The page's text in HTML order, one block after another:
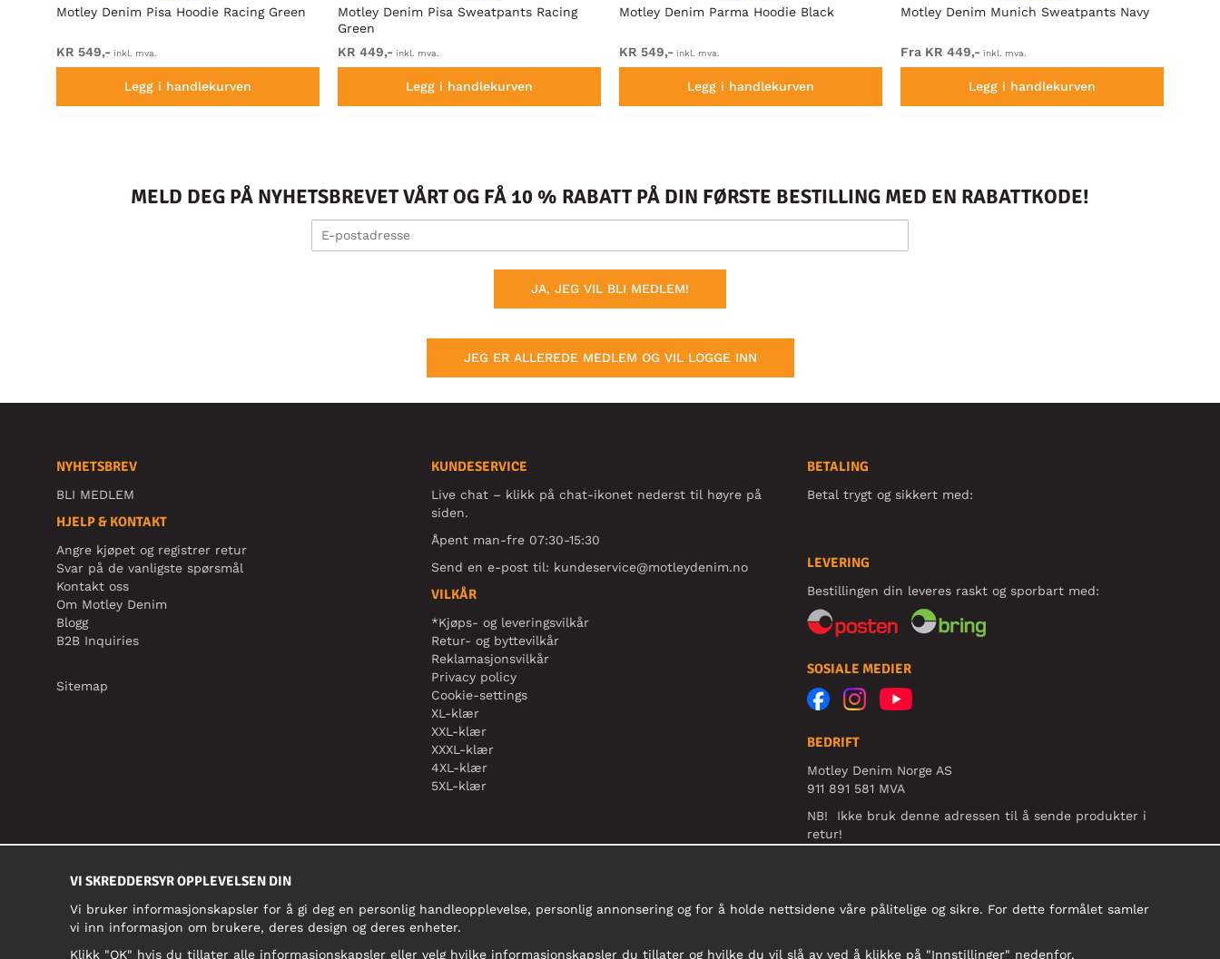
Motley Denim Pisa Hoodie Racing Green
KR 549,- inkl. mva.
Legg i handlekurven
Motley Denim Pisa Sweatpants Racing
Green
KR 449,- inkl. mva.
Legg i handlekurven
Motley Denim Parma Hoodie Black
KR 549,- inkl. mva.
Legg i handlekurven
Motley Denim Munich Sweatpants Navy
Fra KR 449,- inkl. mva.
Legg i handlekurven
MELD DEG PÅ NYHETSBREVET VÅRT OG FÅ 10 % RABATT PÅ DIN FØRSTE BESTILLING MED EN RABATTKODE!
JA, JEG VIL BLI MEDLEM!
JEG ER ALLEREDE MEDLEM OG VIL LOGGE INN
NYHETSBREV
BLI MEDLEM
HJELP & KONTAKT
Angre kjøpet og registrer retur
Svar på de vanligste spørsmål
Kontakt oss
Om Motley Denim
Blogg
B2B Inquiries
Sitemap
KUNDESERVICE
Live chat – klikk på chat-ikonet nederst til høyre på
siden.
Åpent man-fre 07:30-15:30
Send en e-post til: kundeservice@motleydenim.no
VILKÅR
*Kjøps- og leveringsvilkår
Retur- og byttevilkår
Reklamasjonsvilkår
Privacy policy
Cookie-settings
XL-klær
XXL-klær
XXXL-klær
4XL-klær
5XL-klær
BETALING
Betal trygt og sikkert med:
LEVERING
Bestillingen din leveres raskt og sporbart med:
SOSIALE MEDIER
BEDRIFT
Motley Denim Norge AS
911 891 581 MVA
NB! Ikke bruk denne adressen til å sende produkter i
retur!
VI SKREDDERSYR OPPLEVELSEN DIN
Vi bruker informasjonskapsler for å gi deg en personlig handleopplevelse, personlig annonsering og for å holde nettsidene våre pålitelige og sikre. For dette formålet samler
vi inn informasjon om brukere, deres design og deres enheter.
Klikk "OK" hvis du tillater alle informasjonskapsler eller velg hvilke informasjonskapsler du tillater og hvilke du vil slå av ved å klikke på "Innstillinger" nedenfor.